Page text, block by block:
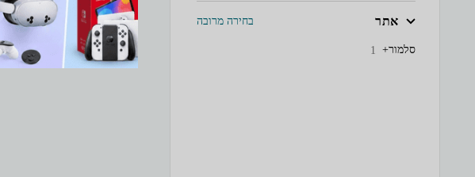
אתר בחירה מרובה
סלמור+ 1